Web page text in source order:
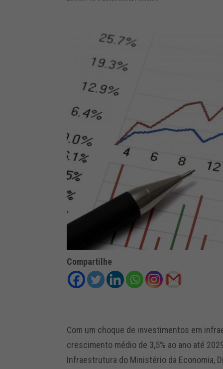
Compartilhe
Com um choque de investimentos em
crescimento médio de 3,5% ao ano até
Infraestrutura do Ministério da Economia,